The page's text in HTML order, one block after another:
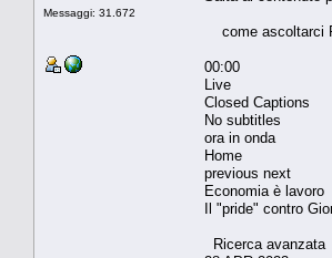
Messaggi: 31.672
come ascoltarci
00:00
Live
Closed Captions
No subtitles
ora in onda
Home
previous next
Economia è lavoro
Il "pride" contro
Ricerca avanzata